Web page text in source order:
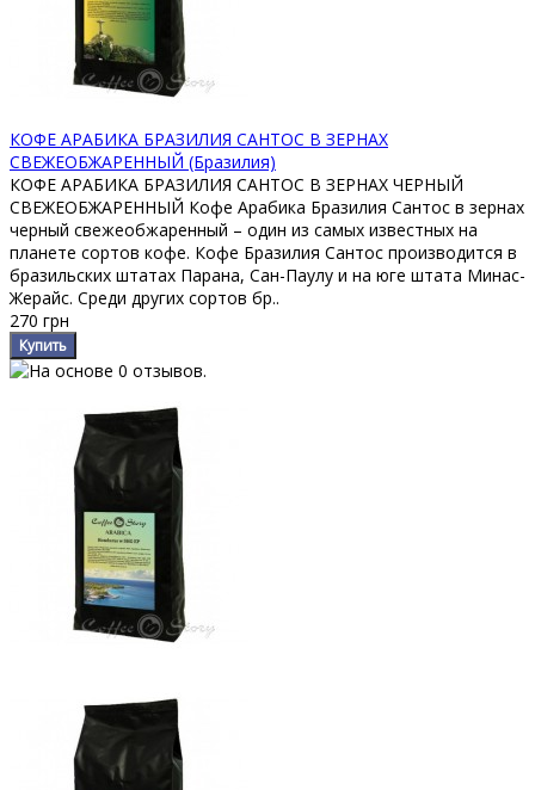
КОФЕ АРАБИКА БРАЗИЛИЯ САНТОС В ЗЕРНАХ
СВЕЖЕОБЖАРЕННЫЙ (Бразилия)
КОФЕ АРАБИКА БРАЗИЛИЯ САНТОС В ЗЕРНАХ ЧЕРНЫЙ
СВЕЖЕОБЖАРЕННЫЙ Кофе Арабика Бразилия Сантос в зернах
черный свежеобжаренный – один из самых известных на
планете сортов кофе. Кофе Бразилия Сантос производится в
бразильских штатах Парана, Сан-Паулу и на юге штата Минас-
Жерайс. Среди других сортов бр..
270 грн